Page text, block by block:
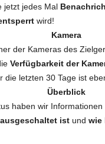
jetzt jedes Mal
wird!
Kamera
der Kameras des
Verfügbarkeit der
die letzten 30 Tage ist
Überblick
haben wir
ist und wie